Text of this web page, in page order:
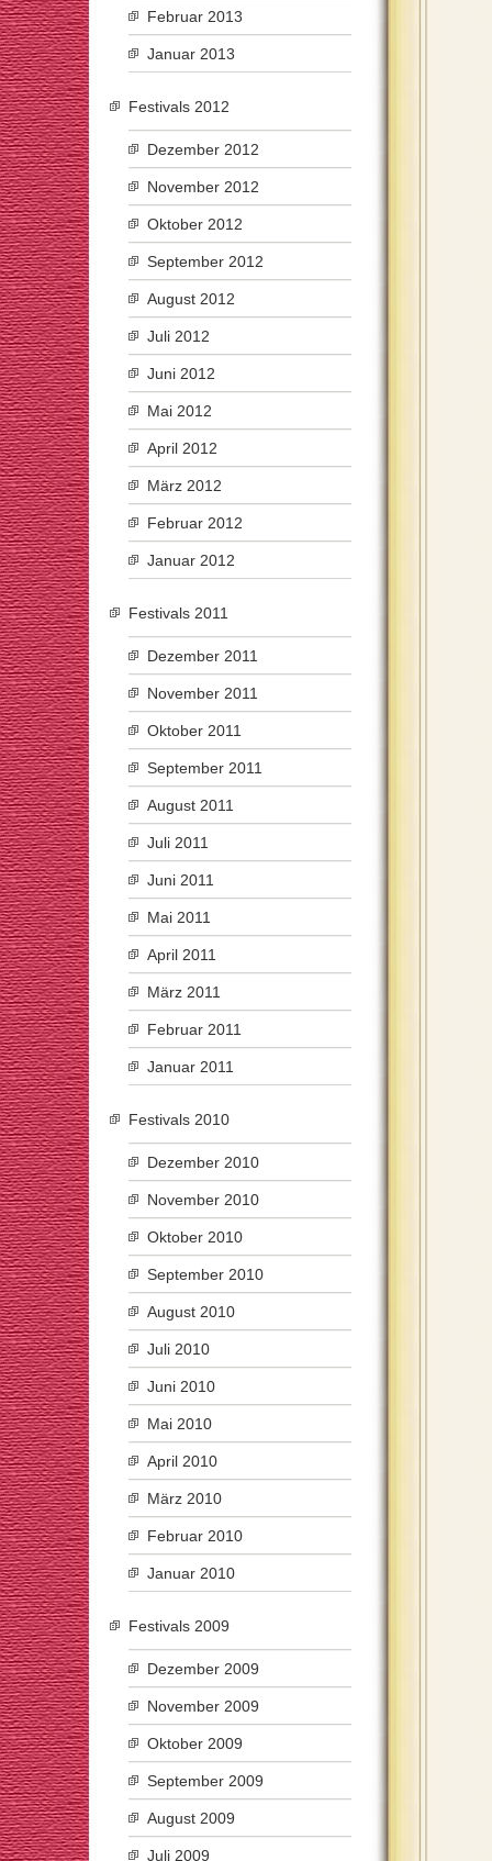
Februar 2013
Januar 2013
Festivals 2012
Dezember 2012
November 2012
Oktober 2012
September 2012
August 2012
Juli 2012
Juni 2012
Mai 2012
April 2012
März 2012
Februar 2012
Januar 2012
Festivals 2011
Dezember 2011
November 2011
Oktober 2011
September 2011
August 2011
Juli 2011
Juni 2011
Mai 2011
April 2011
März 2011
Februar 2011
Januar 2011
Festivals 2010
Dezember 2010
November 2010
Oktober 2010
September 2010
August 2010
Juli 2010
Juni 2010
Mai 2010
April 2010
März 2010
Februar 2010
Januar 2010
Festivals 2009
Dezember 2009
November 2009
Oktober 2009
September 2009
August 2009
Juli 2009